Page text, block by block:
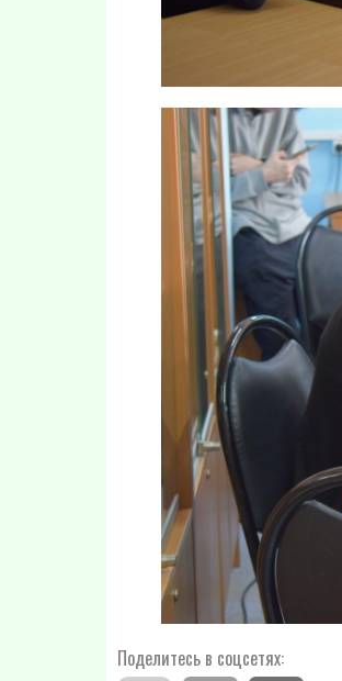
Поделитесь в соцсетях: